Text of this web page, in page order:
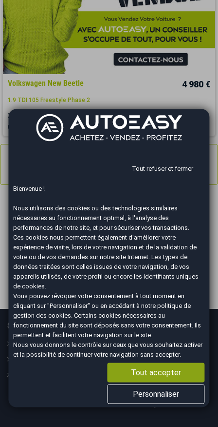
Volkswagen New Beetle 4 980 €
1.9 TDI 105 Freestyle Phase 2
2010 181000 km DIESEL Manuelle
Marignane - 13700
Résultats 1 - 3 sur 3.
ILS PARLENT DE NOUS
Services
Guide
Assurance
En savoir plus
Le concept
Nos CGV
Mesures sanitaires
Mentions légales
Données personnelles
Tout refuser et fermer
Bienvenue !
Nous utilisons des cookies ou des technologies similaires
nécessaires au fonctionnement optimal, à l'analyse des
performances de notre site, et pour sécuriser vos transactions.
Ces cookies nous permettent également d'améliorer votre
expérience de visite, lors de votre navigation et de la validation de
votre ou de vos demandes sur notre site Internet. Les types de
données traitées sont celles issues de votre navigation, de vos
appareils utilisés, de votre profil ou encore les identifiants uniques
de cookies.
Vous pouvez révoquer votre consentement à tout moment en
cliquant sur "Personnaliser" ou en accédant à notrepolitique de
gestion des cookies . Certains cookies nécessaires au
fonctionnement du site sont déposés sans votre consentement. Ils
permettent et facilitent votre navigation sur le site.
Nous vous donnons le contrôle sur ceux que vous souhaitez activer
et la possibilité de continuer votre navigation sans accepter.
Tout accepter
Personnaliser